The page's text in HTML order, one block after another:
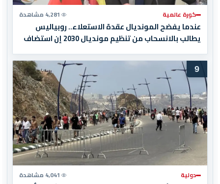
كورة عالمية 4,281 مشاهدة
عندما يفضح المونديال عقدة الاستعلاء.. روبياليس
يطالب بالانسحاب من تنظيم مونديال 2030 إن استضاف
المغرب المباراة النهائية!
9
دولية 4,041 مشاهدة